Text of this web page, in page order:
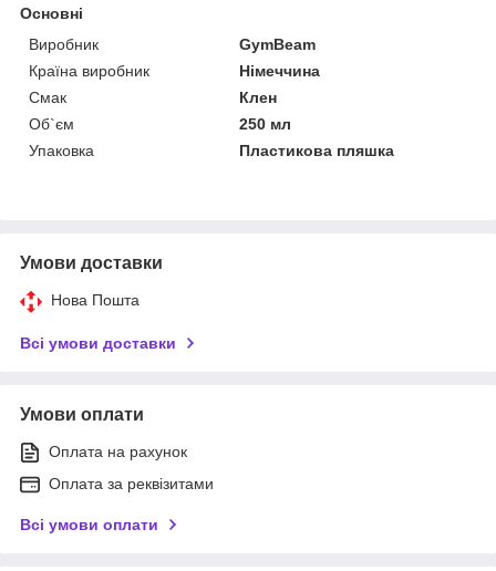
Основні
Виробник
GymBeam
Країна виробник
Німеччина
Смак
Клен
Об`єм
250 мл
Упаковка
Пластикова пляшка
Умови доставки
Нова Пошта
Всі умови доставки
Умови оплати
Оплата на рахунок
Оплата за реквізитами
Всі умови оплати